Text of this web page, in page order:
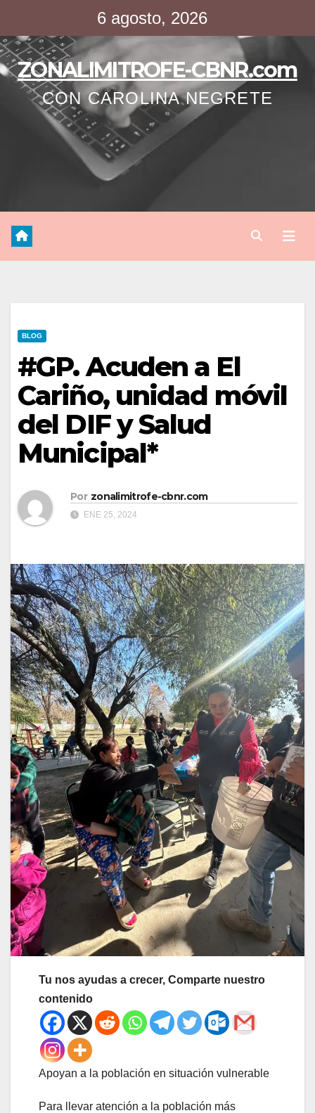
contenido
6 agosto, 2026
ZONALIMITROFE-CBNR.com
CON CAROLINA NEGRETE
BLOG
#GP. Acuden a El
Cariño, unidad móvil
del DIF y Salud
Municipal*
Por zonalimitrofe-cbnr.com
ENE 25, 2024
Tu nos ayudas a crecer, Comparte nuestro
contenido
Apoyan a la población en situación vulnerable
Para llevar atención a la población más